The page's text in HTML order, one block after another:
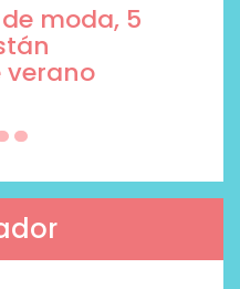
moda, 5
verano